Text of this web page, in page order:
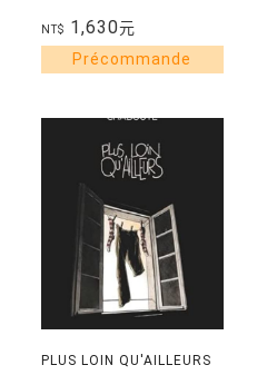
NT$ 1,630元
PLUS LOIN QU'AILLEURS